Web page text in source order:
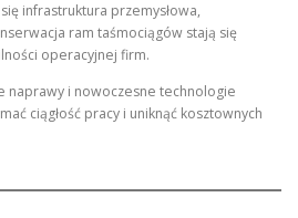
infrastruktura przemysłowa,
ram taśmociągów stają się
operacyjnej firm.
naprawy i nowoczesne technologie
ciągłość pracy i uniknąć kosztownych